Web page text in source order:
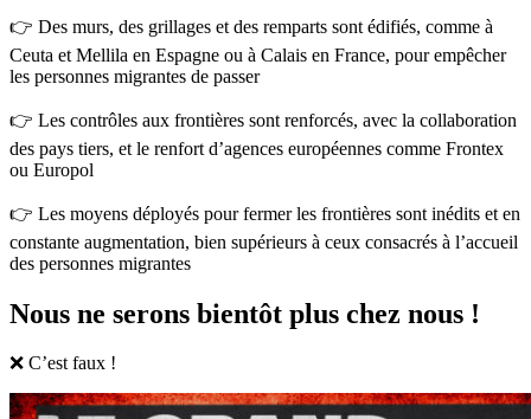
👉 Des murs, des grillages et des remparts sont édifiés, comme à
Ceuta et Mellila en Espagne ou à Calais en France, pour empêcher
les personnes migrantes de passer
👉 Les contrôles aux frontières sont renforcés, avec la collaboration
des pays tiers, et le renfort d’agences européennes comme Frontex
ou Europol
👉 Les moyens déployés pour fermer les frontières sont inédits et en
constante augmentation, bien supérieurs à ceux consacrés à l’accueil
des personnes migrantes
Nous ne serons bientôt plus chez nous !
❌ C’est faux !